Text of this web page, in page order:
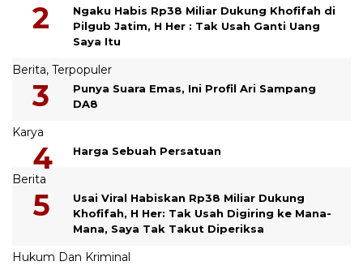
Ngaku Habis Rp38 Miliar Dukung Khofifah di
Pilgub Jatim, H Her : Tak Usah Ganti Uang
Saya Itu
Berita, Terpopuler
Punya Suara Emas, Ini Profil Ari Sampang
DA8
Karya
Harga Sebuah Persatuan
Berita
Usai Viral Habiskan Rp38 Miliar Dukung
Khofifah, H Her: Tak Usah Digiring ke Mana-
Mana, Saya Tak Takut Diperiksa
Hukum Dan Kriminal